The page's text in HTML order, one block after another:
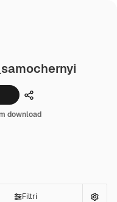
Condividi
download
Filtri